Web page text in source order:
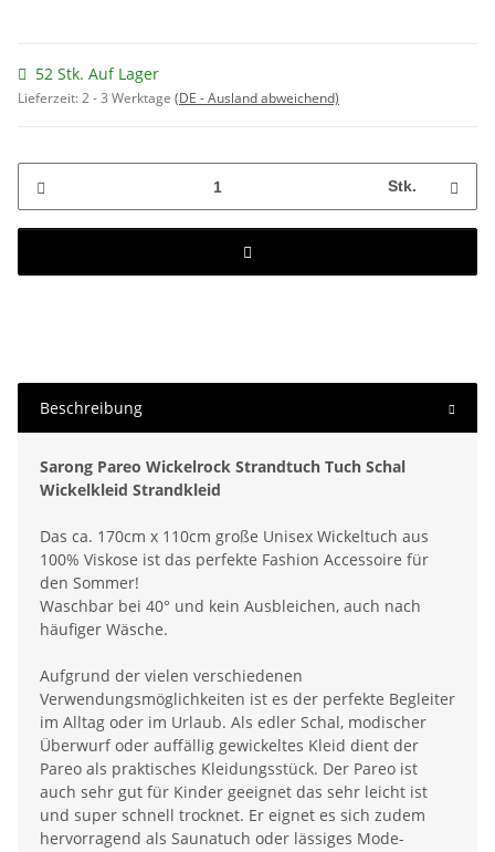
52 Stk. Auf Lager
Lieferzeit:2 - 3 Werktage (DE - Ausland abweichend)
Stk.
Beschreibung
Sarong Pareo Wickelrock Strandtuch Tuch Schal
Wickelkleid Strandkleid
Das ca. 170cm x 110cm große Unisex Wickeltuch aus
100% Viskose ist das perfekte Fashion Accessoire für
den Sommer!
Waschbar bei 40° und kein Ausbleichen, auch nach
häufiger Wäsche.
Aufgrund der vielen verschiedenen
Verwendungsmöglichkeiten ist es der perfekte Begleiter
im Alltag oder im Urlaub. Als edler Schal, modischer
Überwurf oder auffällig gewickeltes Kleid dient der
Pareo als praktisches Kleidungsstück. Der Pareo ist
auch sehr gut für Kinder geeignet das sehr leicht ist
und super schnell trocknet. Er eignet es sich zudem
hervorragend als Saunatuch oder lässiges Mode-